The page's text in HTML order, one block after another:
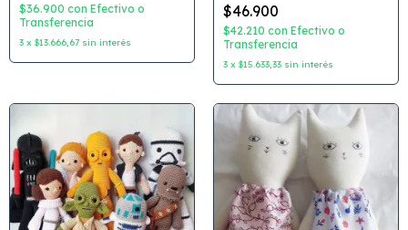
$36.900 con Efectivo o
Transferencia
3 x $13.666,67 sin interés
$46.900
$42.210 con Efectivo o
Transferencia
3 x $15.633,33 sin interés